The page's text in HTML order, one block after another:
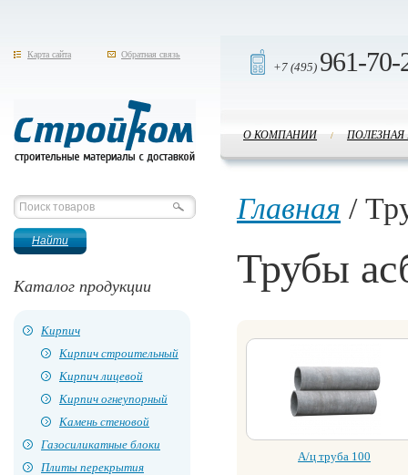
Карта сайта Обратная связь
+7 (495) 961-70-
О КОМПАНИИ /
Каталог продукции
Кирпич
Кирпич строительный
Кирпич лицевой
Кирпич огнеупорный
Камень стеновой
Газосиликатные блоки
Плиты перекрытия
Главная /
Трубы
А/ц труба 100